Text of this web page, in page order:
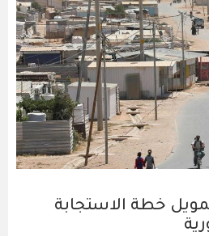
تمويل خطة الاستجابة